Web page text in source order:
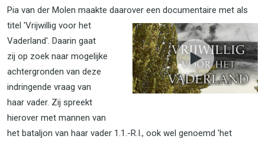
Pia van der Molen maakte daarover een documentaire met als
titel 'Vrijwillig voor het
Vaderland'. Daarin gaat
zij op zoek naar mogelijke
achtergronden van deze
indringende vraag van
haar vader. Zij spreekt
hierover met mannen van
het bataljon van haar vader 1.1.-R.I., ook wel genoemd 'het